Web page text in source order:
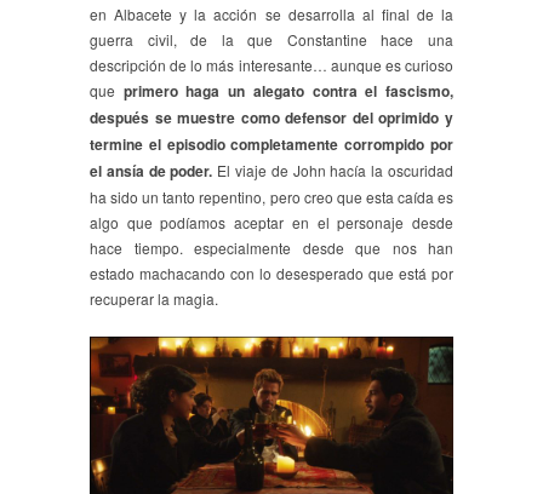
en Albacete y la acción se desarrolla al final de la
guerra civil, de la que Constantine hace una
descripción de lo más interesante… aunque es curioso
que primero haga un alegato contra el fascismo,
después se muestre como defensor del oprimido y
termine el episodio completamente corrompido por
el ansía de poder. El viaje de John hacía la oscuridad
ha sido un tanto repentino, pero creo que esta caída es
algo que podíamos aceptar en el personaje desde
hace tiempo. especialmente desde que nos han
estado machacando con lo desesperado que está por
recuperar la magia.